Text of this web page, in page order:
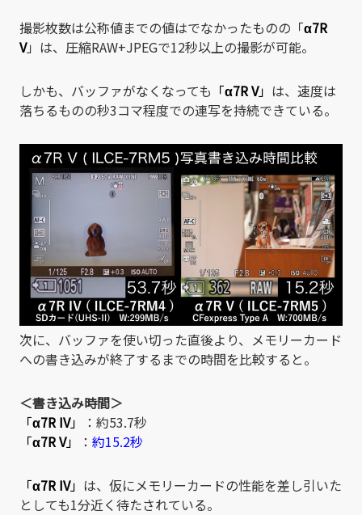
撮影枚数は公称値までの値はでなかったものの「α7R
V」は、圧縮RAW+JPEGで12秒以上の撮影が可能。
しかも、バッファがなくなっても 「α7R V」 は、速度は
落ちるものの秒3コマ程度での連写を持続できている。
次に、バッファを使い切った直後より、メモリーカード
への書き込みが終了するまでの時間を比較すると。
＜書き込み時間＞
「α7R IV」
：約53.7秒
「α7R V」 ： 約15.2秒
「α7R IV」 は、仮にメモリーカードの性能を差し引いた
としても1分近く待たされている。